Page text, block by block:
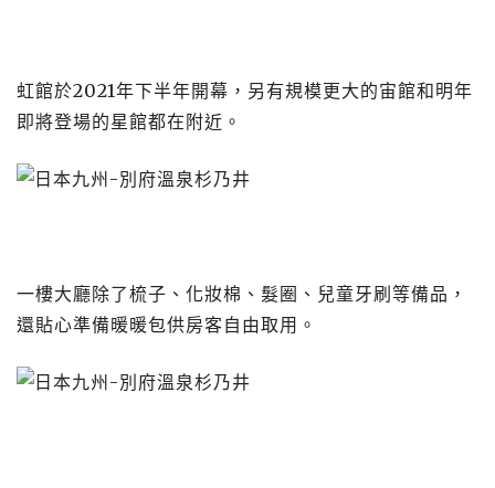
虹館於2021年下半年開幕，另有規模更大的宙館和明年
即將登場的星館都在附近。
一樓大廳除了梳子、化妝棉、髮圈、兒童牙刷等備品，
還貼心準備暖暖包供房客自由取用。